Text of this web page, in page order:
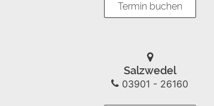
Termin buchen
Salzwedel
03901 - 26160